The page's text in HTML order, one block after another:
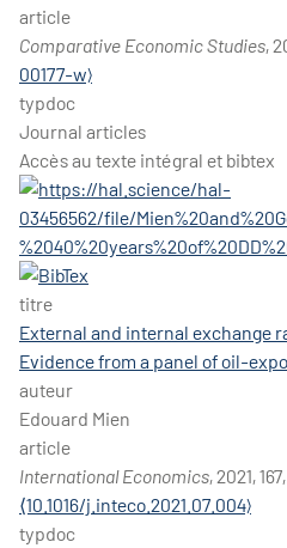
article
Comparative Economic Studies,
00177-w⟩
typdoc
Journal articles
Accès au texte intégral et bibtex
titre
External and internal exchange
Evidence from a panel of oil-
auteur
Edouard Mien
article
International Economics, 2021,
⟨10.1016/j.inteco.2021.07.004⟩
typdoc